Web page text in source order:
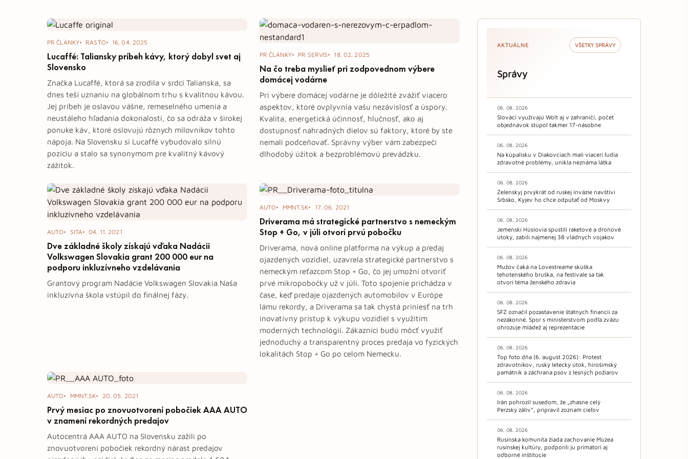
PR ČLÁNKY RASŤO 16. 04. 2025
Lucaffé: Taliansky príbeh kávy, ktorý dobyl svet aj
Slovensko
Značka Lucaffé, ktorá sa zrodila v srdci Talianska, sa
dnes teší uznaniu na globálnom trhu s kvalitnou kávou.
Jej príbeh je oslavou vášne, remeselného umenia a
neustáleho hľadania dokonalosti, čo sa odráža v širokej
ponuke káv, ktoré oslovujú rôznych milovníkov tohto
nápoja. Na Slovensku si Lucaffé vybudovalo silnú
pozíciu a stalo sa synonymom pre kvalitný kávový
zážitok.
PR ČLÁNKY PR SERVIS 18. 02. 2025
Na čo treba myslieť pri zodpovednom výbere
domácej vodárne
Pri výbere domácej vodárne je dôležité zvážiť viacero
aspektov, ktoré ovplyvnia vašu nezávislosť a úspory.
Kvalita, energetická účinnosť, hlučnosť, ako aj
dostupnosť náhradných dielov sú faktory, ktoré by ste
nemali podceňovať. Správny výber vám zabezpečí
dlhodobý úžitok a bezproblémovú prevádzku.
AUTO SITA 04. 11. 2021
Dve základné školy získajú vďaka Nadácii
Volkswagen Slovakia grant 200 000 eur na
podporu inkluzívneho vzdelávania
Grantový program Nadácie Volkswagen Slovakia Naša
inkluzívna škola vstúpil do finálnej fázy.
AUTO MMNT.SK 17. 06. 2021
Driverama má strategické partnerstvo s nemeckým
Stop + Go, v júli otvorí prvú pobočku
Driverama, nová online platforma na výkup a predaj
ojazdených vozidiel, uzavrela strategické partnerstvo s
nemeckým reťazcom Stop + Go, čo jej umožní otvoriť
prvé mikropobočky už v júli. Toto spojenie prichádza v
čase, keď predaje ojazdených automobilov v Európe
lámu rekordy, a Driverama sa tak chystá priniesť na trh
inovatívny prístup k výkupu vozidiel s využitím
moderných technológií. Zákazníci budú môcť využiť
jednoduchý a transparentný proces predaja vo fyzických
lokalitách Stop + Go po celom Nemecku.
AUTO MMNT.SK 20. 05. 2021
Prvý mesiac po znovuotvorení pobočiek AAA AUTO
v znamení rekordných predajov
Autocentrá AAA AUTO na Slovensku zažili po
znovuotvorení pobočiek rekordný nárast predajov
AKTUÁLNE VŠETKY SPRÁVY
Správy
06. 08. 2026
Slováci využívajú Wolt aj v zahraničí, počet
objednávok stúpol takmer 17-násobne
06. 08. 2026
Na kúpalisku v Diakovciach mali viacerí ľudia
zdravotné problémy, unikla neznáma látka
06. 08. 2026
Zelenskyj prvýkrát od ruskej invázie navštívi
Srbsko, Kyjev ho chce odpútať od Moskvy
06. 08. 2026
Jemenskí Húsíovia spustili raketové a dronové
útoky, zabili najmenej 38 vládnych vojakov
06. 08. 2026
Mužov čaká na Lovestreame skúška
tehotenského bruška, na festivale sa tak
otvorí téma ženského zdravia
06. 08. 2026
SFZ označil pozastavenie štátnych financií za
nezákonné. Spor s ministerstvom podľa zväzu
ohrozuje mládež aj reprezentácie
06. 08. 2026
Top foto dňa (6. august 2026): Protest
zdravotníkov, ruský letecký útok, hirošimský
pamätník a záchrana psov z lesných požiarov
06. 08. 2026
Irán pohrozil susedom, že „zhasne celý
Perzský záliv“, pripravil zoznam cieľov
06. 08. 2026
Rusínska komunita žiada zachovanie Múzea
rusínskej kultúry, podporili ju primátori aj
odborné inštitúcie